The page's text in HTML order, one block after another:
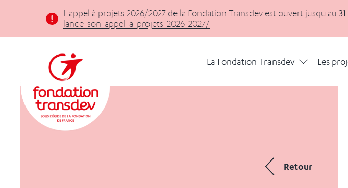
L'appel à projets 2026/2027 de la Fondation Transdev est ouvert jusqu'au
lance-son-appel-a-projets-2026-2027/
La Fondation Transdev DéplierLa
Les
Retour